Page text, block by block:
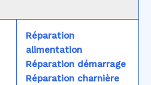
Réparation
alimentation
Réparation démarrage
Réparation charnière